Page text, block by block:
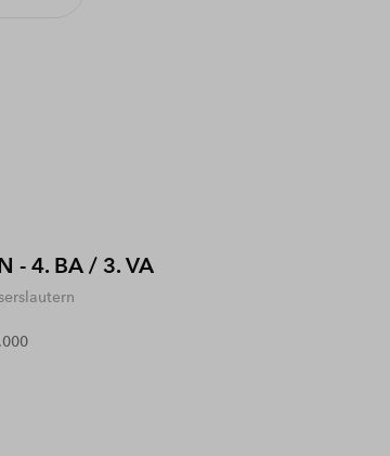
- 4. BA / 3. VA